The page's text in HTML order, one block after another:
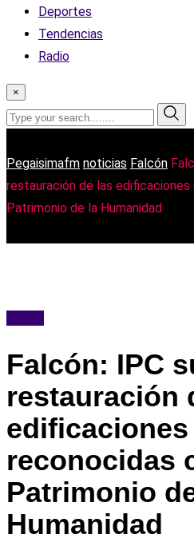
Deportes
Tendencias
Radio
×
Pegaisimafm noticias Falcón
restauración de las
Patrimonio de la Humanidad
Falcón: IPC
restauración
edificaciones
reconocidas
Patrimonio
Humanidad